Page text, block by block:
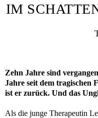
IM
Zehn Jahre sind
Jahre seit dem tragischen
ist er zurück. Und das
Als die junge Therapeutin